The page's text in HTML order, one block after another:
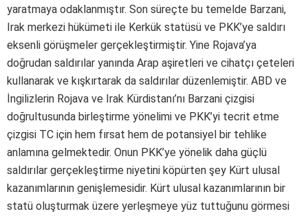
yaratmaya odaklanmıştır. Son süreçte bu temelde Barzani,
Irak merkezi hükümeti ile Kerkük statüsü ve PKK’ye saldırı
eksenli görüşmeler gerçekleştirmiştir. Yine Rojava’ya
doğrudan saldırılar yanında Arap aşiretleri ve cihatçı çeteleri
kullanarak ve kışkırtarak da saldırılar düzenlemiştir. ABD ve
İngilizlerin Rojava ve Irak Kürdistanı’nı Barzani çizgisi
doğrultusunda birleştirme yönelimi ve PKK’yi tecrit etme
çizgisi TC için hem fırsat hem de potansiyel bir tehlike
anlamına gelmektedir. Onun PKK’ye yönelik daha güçlü
saldırılar gerçekleştirme niyetini köpürten şey Kürt ulusal
kazanımlarının genişlemesidir. Kürt ulusal kazanımlarının bir
statü oluşturmak üzere yerleşmeye yüz tuttuğunu görmesi